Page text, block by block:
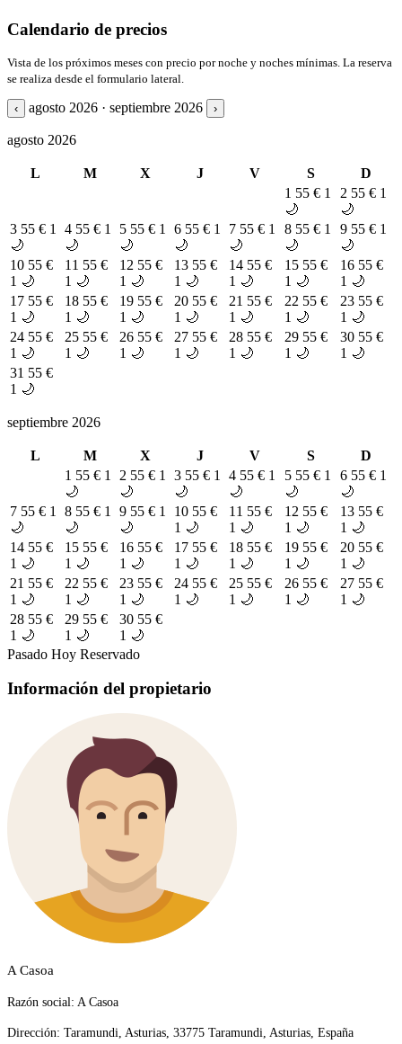
Calendario de precios
Vista de los próximos meses con precio por noche y noches mínimas. La reserva
se realiza desde el formulario lateral.
‹ agosto 2026 · septiembre 2026 ›
agosto 2026
L M X J V S
D
1 55 € 1
🌙
2 55 € 1
🌙
3 55 € 1
🌙
4 55 € 1
🌙
5 55 € 1
🌙
6 55 € 1
🌙
7 55 € 1
🌙
8 55 € 1
🌙
9 55 € 1
🌙
10 55 €
1 🌙
11 55 €
1 🌙
12 55 €
1 🌙
13 55 €
1 🌙
14 55 €
1 🌙
15 55 €
1 🌙
16 55 €
1 🌙
17 55 €
1 🌙
18 55 €
1 🌙
19 55 €
1 🌙
20 55 €
1 🌙
21 55 €
1 🌙
22 55 €
1 🌙
23 55 €
1 🌙
24 55 €
1 🌙
25 55 €
1 🌙
26 55 €
1 🌙
27 55 €
1 🌙
28 55 €
1 🌙
29 55 €
1 🌙
30 55 €
1 🌙
31 55 €
1 🌙
septiembre 2026
L M X J V S
D
1 55 € 1
🌙
2 55 € 1
🌙
3 55 € 1
🌙
4 55 € 1
🌙
5 55 € 1
🌙
6 55 € 1
🌙
7 55 € 1
🌙
8 55 € 1
🌙
9 55 € 1
🌙
10 55 €
1 🌙
11 55 €
1 🌙
12 55 €
1 🌙
13 55 €
1 🌙
14 55 €
1 🌙
15 55 €
1 🌙
16 55 €
1 🌙
17 55 €
1 🌙
18 55 €
1 🌙
19 55 €
1 🌙
20 55 €
1 🌙
21 55 €
1 🌙
22 55 €
1 🌙
23 55 €
1 🌙
24 55 €
1 🌙
25 55 €
1 🌙
26 55 €
1 🌙
27 55 €
1 🌙
28 55 €
1 🌙
29 55 €
1 🌙
30 55 €
1 🌙
Pasado Hoy Reservado
Información del propietario
A Casoa
Razón social: A Casoa
Dirección: Taramundi, Asturias, 33775 Taramundi, Asturias, España